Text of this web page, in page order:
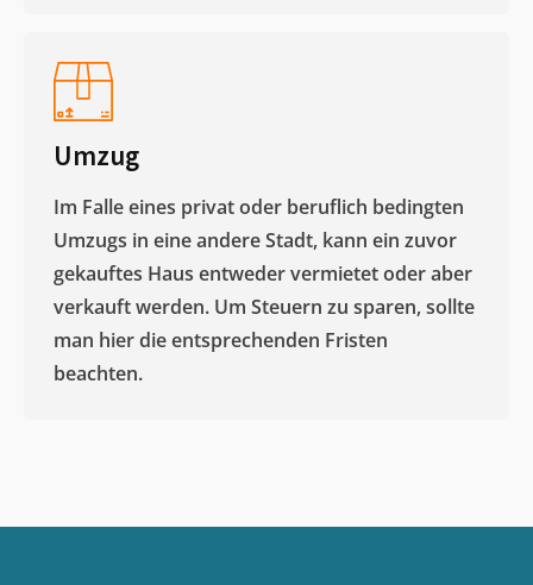
Umzug
Im Falle eines privat oder beruflich bedingten
Umzugs in eine andere Stadt, kann ein zuvor
gekauftes Haus entweder vermietet oder aber
verkauft werden. Um Steuern zu sparen, sollte
man hier die entsprechenden Fristen
beachten.